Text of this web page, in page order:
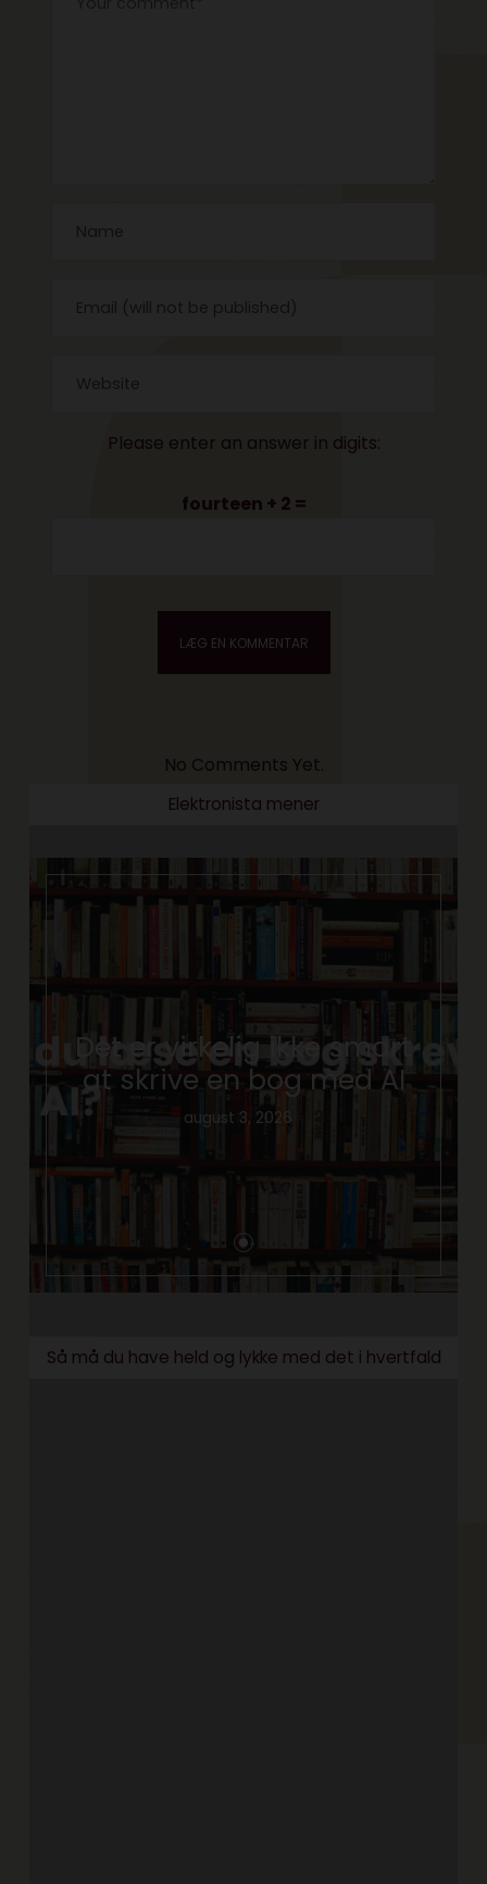
Please enter an answer in digits:
fourteen + 2 =
No Comments Yet.
Elektronista mener
Det er virkelig ikke smart
at skrive en bog med AI
august 3, 2026
Så må du have held og lykke med det i hvertfald